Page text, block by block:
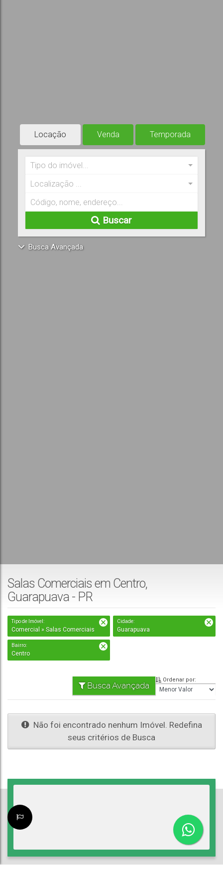
Locação Venda Temporada
Tipo do imóvel...
Localização ...
Buscar
Busca Avançada
Salas Comerciais em Centro,
Guarapuava - PR
Tipo de Imóvel:
Comercial » Salas Comerciais
Cidade:
Guarapuava
Bairro:
Centro
Busca Avançada
Ordenar por:
Não foi encontrado nenhum Imóvel. Redefina
seus critérios de Busca